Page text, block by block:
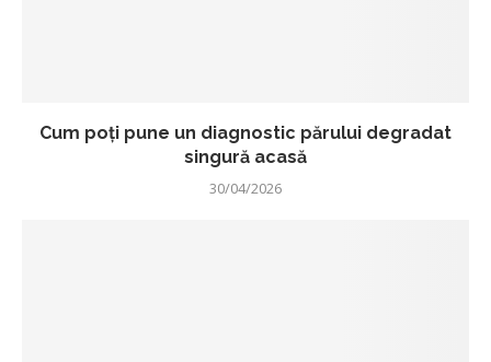
Cum poți pune un diagnostic părului degradat
singură acasă
30/04/2026